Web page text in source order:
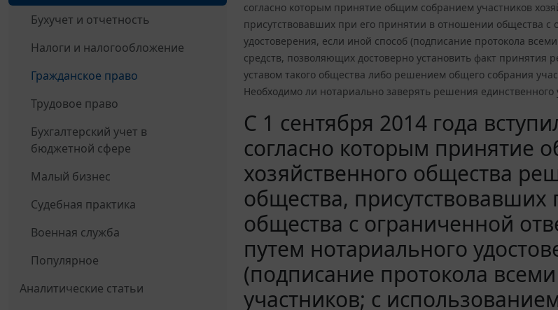
Бухучет и отчетность
Налоги и налогообложение
Гражданское право
Трудовое право
Бухгалтерский учет в
бюджетной сфере
Малый бизнес
Судебная практика
Военная служба
Популярное
Аналитические статьи
согласно которым принятие общим собранием участников
присутствовавших при его принятии в отношении общества с
удостоверения, если иной способ (подписание протокола
средств, позволяющих достоверно установить факт
уставом такого общества либо решением общего собрания
Необходимо ли нотариально заверять решения
С 1 сентября 2014 года
согласно которым принятие
хозяйственного общества
общества,
общества с ограниченной
путем нотариального
(подписание протокола
участников; с